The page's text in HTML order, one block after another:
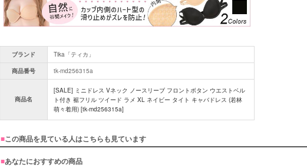
ブランド
Tika「ティカ」
商品番号
tk-md256315a
商品名
[SALE] ミニドレス Vネック ノースリーブ フロントボタン ウエストベル
ト付き 裾フリル ツイード ラメ XL ネイビー タイト キャバドレス (若林
萌々着用) [tk-md256315a]
■この商品を見ている人はこちらも見ています
■あなたにおすすめの商品